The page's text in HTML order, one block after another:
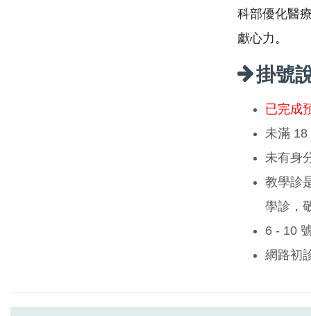
科部優化醫
獻心力。
掛號
已完成
未滿 18
未有身
教學診
學診，
6 - 10
網路初